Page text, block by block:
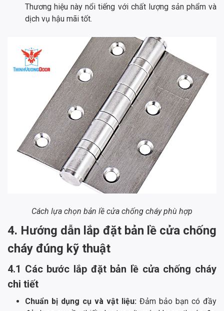
Thương hiệu này nổi tiếng với chất lượng sản phẩm và
dịch vụ hậu mãi tốt.
Cách lựa chọn bản lề cửa chống cháy phù hợp
4. Hướng dẫn lắp đặt bản lề cửa chống
cháy đúng kỹ thuật
4.1 Các bước lắp đặt bản lề cửa chống cháy
chi tiết
Chuẩn bị dụng cụ và vật liệu: Đảm bảo bạn có đầy